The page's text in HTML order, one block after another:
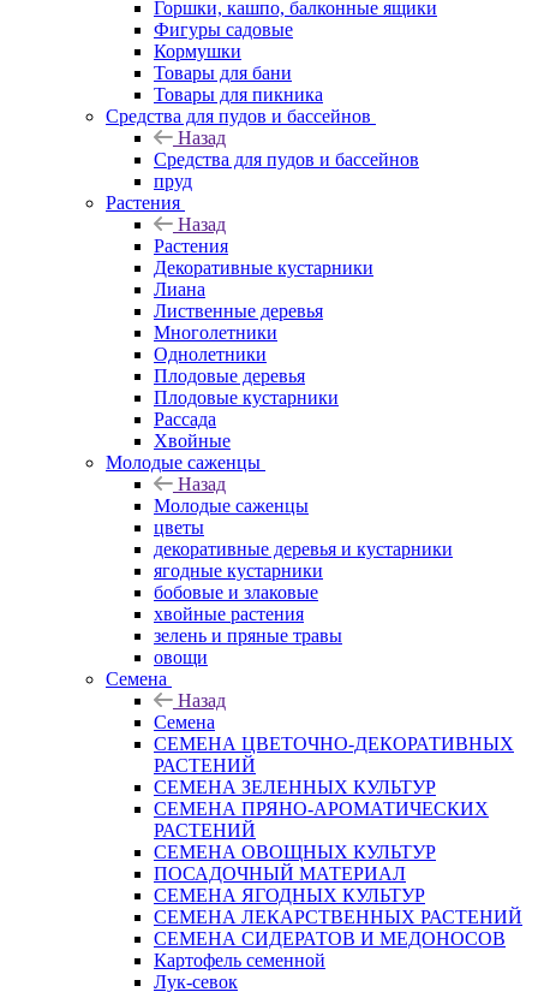
Горшки, кашпо, балконные ящики
Фигуры садовые
Кормушки
Товары для бани
Товары для пикника
Средства для пудов и бассейнов
Назад
Средства для пудов и бассейнов
пруд
Растения
Назад
Растения
Декоративные кустарники
Лиана
Лиственные деревья
Многолетники
Однолетники
Плодовые деревья
Плодовые кустарники
Рассада
Хвойные
Молодые саженцы
Назад
Молодые саженцы
цветы
декоративные деревья и кустарники
ягодные кустарники
бобовые и злаковые
хвойные растения
зелень и пряные травы
овощи
Семена
Назад
Семена
СЕМЕНА ЦВЕТОЧНО-ДЕКОРАТИВНЫХ
РАСТЕНИЙ
СЕМЕНА ЗЕЛЕННЫХ КУЛЬТУР
СЕМЕНА ПРЯНО-АРОМАТИЧЕСКИХ
РАСТЕНИЙ
СЕМЕНА ОВОЩНЫХ КУЛЬТУР
ПОСАДОЧНЫЙ МАТЕРИАЛ
СЕМЕНА ЯГОДНЫХ КУЛЬТУР
СЕМЕНА ЛЕКАРСТВЕННЫХ РАСТЕНИЙ
СЕМЕНА СИДЕРАТОВ И МЕДОНОСОВ
Картофель семенной
Лук-севок